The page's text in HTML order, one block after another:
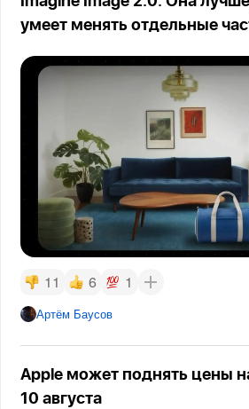
умеет менять отдельные
11 6 1
Артём Баусов
Apple может поднять цены
10 августа